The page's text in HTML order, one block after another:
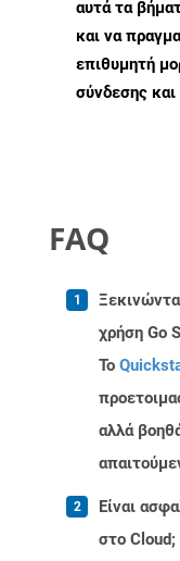
αυτά τα
και να
επιθυμητή
σύνδεσης
FAQ
χρήση Go
Το
αλλά
Είναι
στο Cloud;